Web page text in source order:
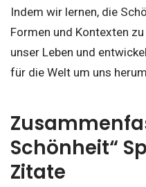
Indem wir lernen, die
Formen und Kontexten
unser Leben und
für die Welt um uns
Schönheit“
Zitate